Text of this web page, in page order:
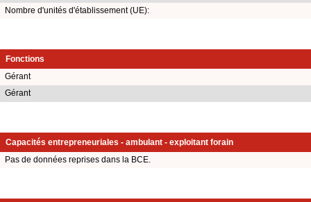
Nombre d'unités d'établissement (UE):
Fonctions
Gérant
Gérant
Capacités entrepreneuriales - ambulant - exploitant forain
Pas de données reprises dans la BCE.